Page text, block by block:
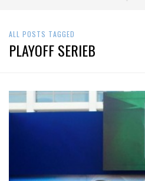
ALL POSTS TAGGED
PLAYOFF SERIEB